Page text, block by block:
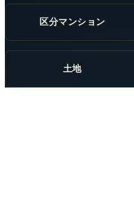
区分マンション
土地